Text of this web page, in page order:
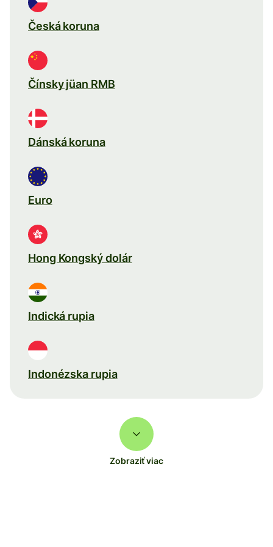
Česká koruna
Čínsky jüan RMB
Dánská koruna
Euro
Hong Kongský dolár
Indická rupia
Indonézska rupia
Zobraziť viac